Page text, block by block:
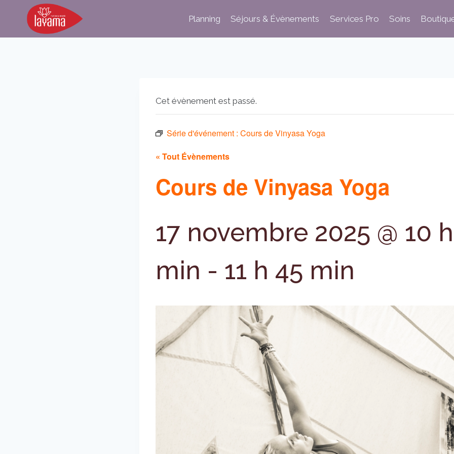
Planning Séjours & Évènements Services Pro Soins
Cet évènement est passé.
Série d'événement : Cours de Vinyasa Yoga
« Tout Évènements
Cours de Vinyasa Yoga
17 novembre 2025 @ 10
min - 11 h 45 min